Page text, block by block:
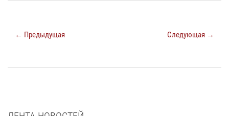
← Предыдущая Следующая →